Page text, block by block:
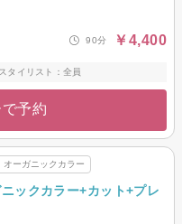
90分 ￥4,400
タイリスト：全員
予約
オーガニックカラー
ックカラー+カット+プレ